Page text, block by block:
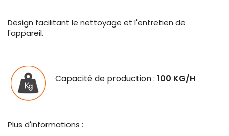
Design facilitant le nettoyage et l'entretien de
l'appareil.
Capacité de production : 100 KG/H
Plus d'informations :